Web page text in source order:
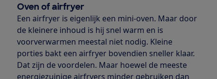
Oven of airfryer
Een airfryer is eigenlijk een mini-oven. Maar door
de kleinere inhoud is hij snel warm en is
voorverwarmen meestal niet nodig. Kleine
porties bakt een airfryer bovendien sneller klaar.
Dat zijn de voordelen. Maar hoewel de meeste
energiezuinige airfryers minder gebruiken dan